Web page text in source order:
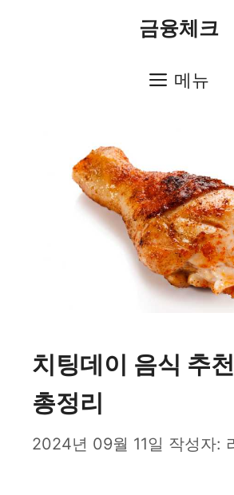
금융체크
메뉴
치팅데이 음식 추
총정리
2024년 09월 11일 작성자: